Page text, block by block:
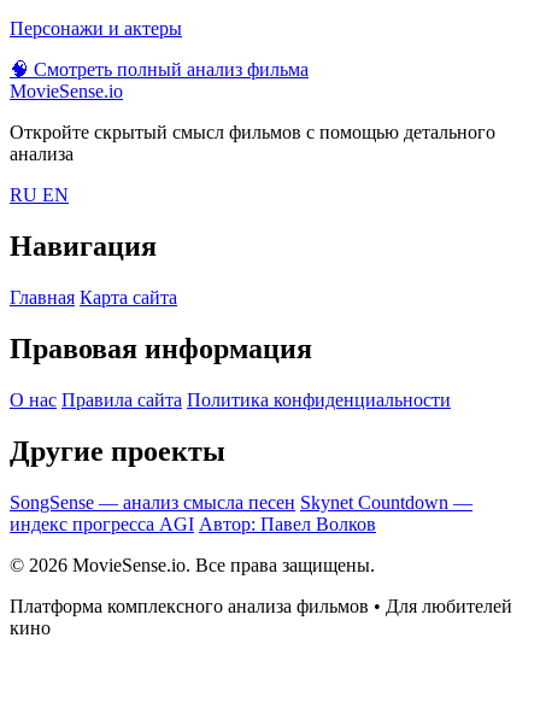
Персонажи и актеры
🧠 Смотреть полный анализ фильма
MovieSense.io
Откройте скрытый смысл фильмов с помощью детального
анализа
RU EN
Навигация
Главная Карта сайта
Правовая информация
О нас Правила сайта Политика конфиденциальности
Другие проекты
SongSense — анализ смысла песен Skynet Countdown —
индекс прогресса AGI Автор: Павел Волков
© 2026 MovieSense.io. Все права защищены.
Платформа комплексного анализа фильмов • Для любителей
кино